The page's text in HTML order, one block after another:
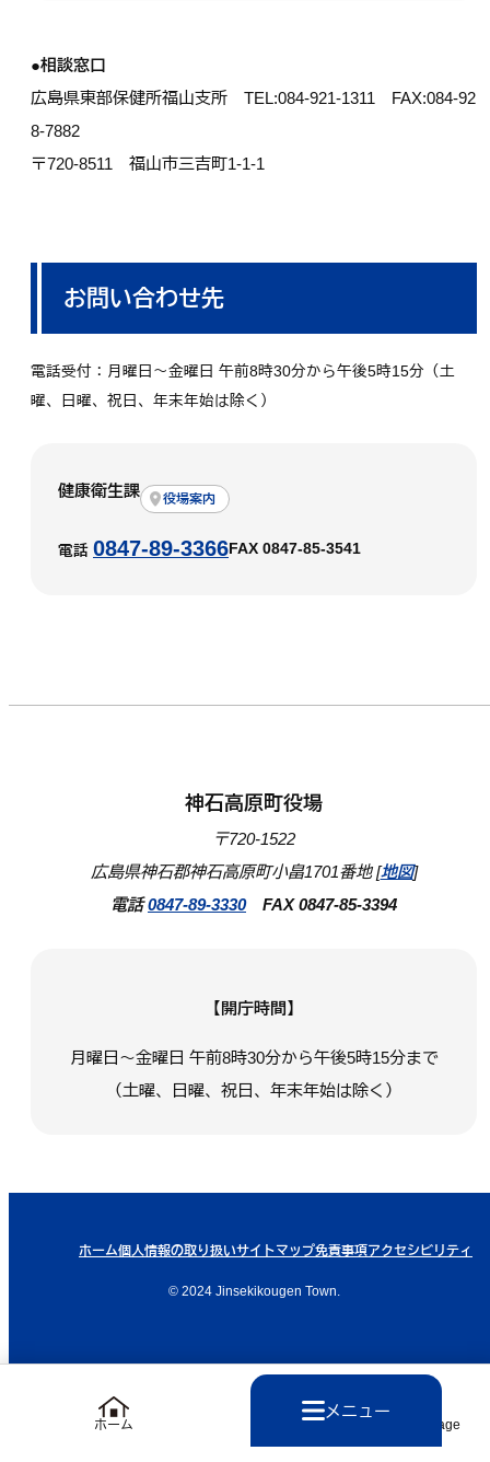
ホーム
メニュー
Language
●相談窓口
広島県東部保健所福山支所 TEL:084-921-1311 FAX:084-92
8-7882
〒720-8511 福山市三吉町1-1-1
お問い合わせ先
電話受付：月曜日～金曜日 午前8時30分から午後5時15分（土
曜、日曜、祝日、年末年始は除く）
健康衛生課 役場案内
電話 0847-89-3366 FAX 0847-85-3541
神石高原町役場
〒720-1522
広島県神石郡神石高原町小畠1701番地 [地図]
電話0847-89-3330FAX 0847-85-3394
【開庁時間】
月曜日～金曜日 午前8時30分から午後5時15分まで
（土曜、日曜、祝日、年末年始は除く）
ホーム個人情報の取り扱いサイトマップ免責事項アクセシビリティ
© 2024 Jinsekikougen Town.